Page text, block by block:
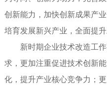
创新能力，加快创新成果产
培育发展新兴产业，全面提
新时期企业技术改造工作
求，更加注重促进技术创新
化，提升产业核心竞争力；